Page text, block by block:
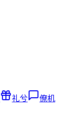
礼兮 僚机